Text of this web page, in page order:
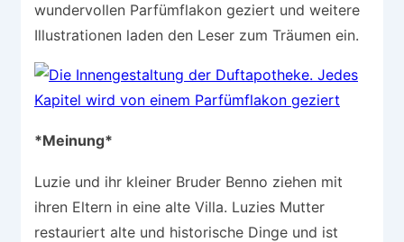
wundervollen Parfümflakon geziert und weitere
Illustrationen laden den Leser zum Träumen ein.
*Meinung*
Luzie und ihr kleiner Bruder Benno ziehen mit
ihren Eltern in eine alte Villa. Luzies Mutter
restauriert alte und historische Dinge und ist